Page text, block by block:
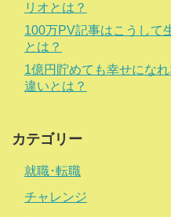
リオとは？
100万PV記事はこうして
とは？
1億円貯めても幸せにな
違いとは？
カテゴリー
就職･転職
チャレンジ